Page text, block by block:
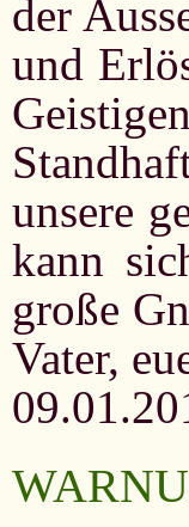
der
und
unsere
kann
große
Vater,